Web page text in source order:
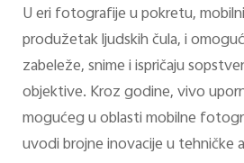
U eri fotografije u pokretu,
produžetak ljudskih čula, i
zabeleže, snime i ispričaju
objektive. Kroz godine, vivo
mogućeg u oblasti mobilne
uvodi brojne inovacije u tehničke